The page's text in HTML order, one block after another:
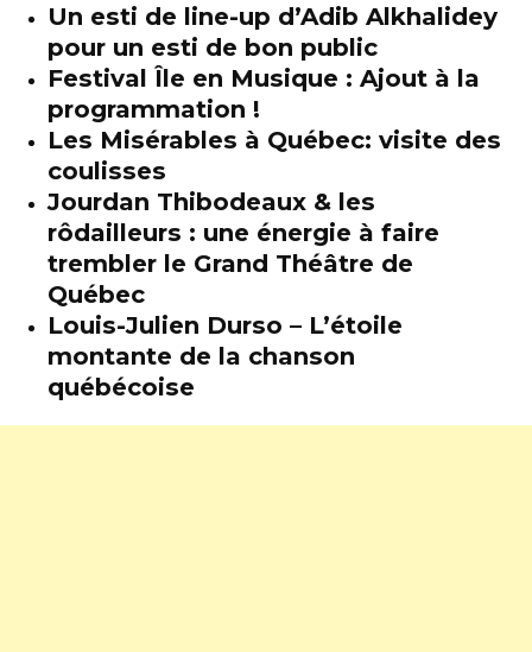
Un esti de line-up d’Adib Alkhalidey
pour un esti de bon public
Festival Île en Musique : Ajout à la
programmation !
Les Misérables à Québec: visite des
coulisses
Jourdan Thibodeaux & les
rôdailleurs : une énergie à faire
trembler le Grand Théâtre de
Québec
Louis-Julien Durso – L’étoile
montante de la chanson
québécoise